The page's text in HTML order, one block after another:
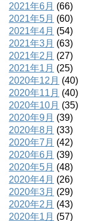
2021年6月 (66)
2021年5月 (60)
2021年4月 (54)
2021年3月 (63)
2021年2月 (27)
2021年1月 (25)
2020年12月 (40)
2020年11月 (40)
2020年10月 (35)
2020年9月 (39)
2020年8月 (33)
2020年7月 (42)
2020年6月 (39)
2020年5月 (48)
2020年4月 (26)
2020年3月 (29)
2020年2月 (43)
2020年1月 (57)